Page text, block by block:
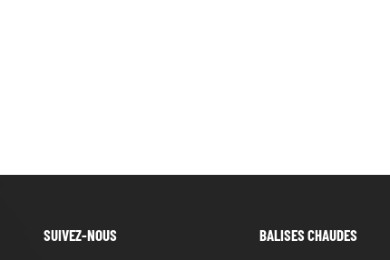
SUIVEZ-NOUS BALISES CHAUDES